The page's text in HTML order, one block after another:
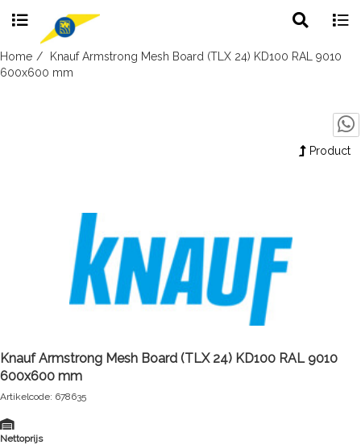
Skip
to
search
Home
Knauf Armstrong Mesh Board (TLX 24) KD100 RAL 9010
600x600 mm
Product
Knauf Armstrong Mesh Board (TLX 24) KD100 RAL 9010
600x600 mm
Artikelcode: 678635
Nettoprijs